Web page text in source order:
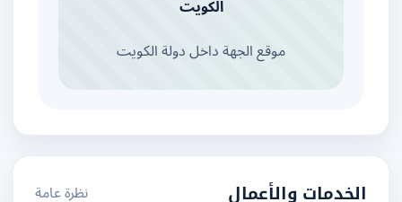
الكويت
موقع الجهة داخل دولة الكويت
الخدمات والأعمال نظرة عامة